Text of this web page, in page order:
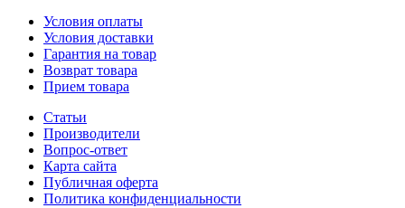
Условия оплаты
Условия доставки
Гарантия на товар
Возврат товара
Прием товара
Статьи
Производители
Вопрос-ответ
Карта сайта
Публичная оферта
Политика конфиденциальности